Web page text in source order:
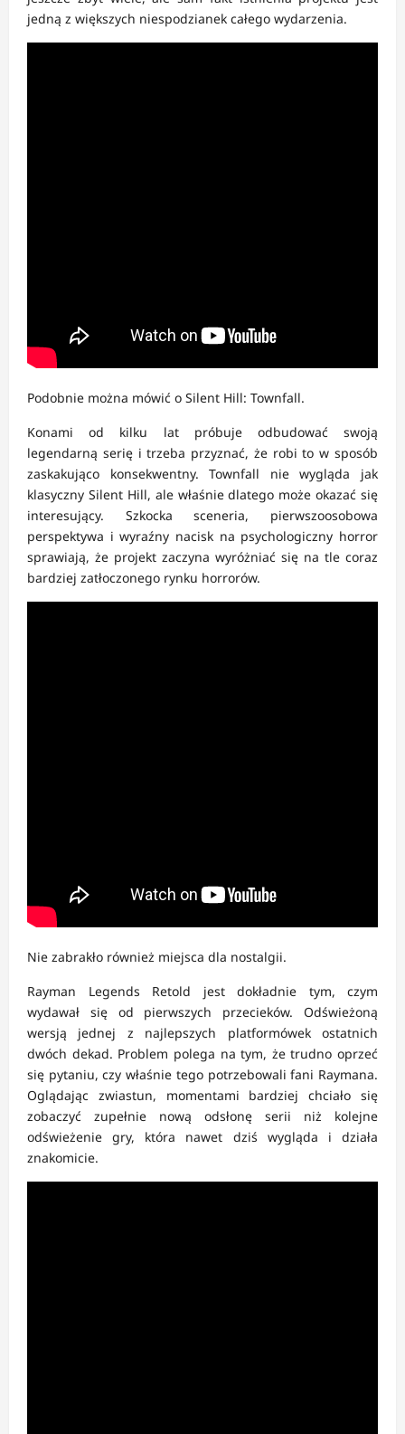
jedną z większych niespodzianek całego wydarzenia.
Podobnie można mówić o Silent Hill: Townfall.
Konami od kilku lat próbuje odbudować swoją
legendarną serię i trzeba przyznać, że robi to w sposób
zaskakująco konsekwentny. Townfall nie wygląda jak
klasyczny Silent Hill, ale właśnie dlatego może okazać się
interesujący. Szkocka sceneria, pierwszoosobowa
perspektywa i wyraźny nacisk na psychologiczny horror
sprawiają, że projekt zaczyna wyróżniać się na tle coraz
bardziej zatłoczonego rynku horrorów.
Nie zabrakło również miejsca dla nostalgii.
Rayman Legends Retold jest dokładnie tym, czym
wydawał się od pierwszych przecieków. Odświeżoną
wersją jednej z najlepszych platformówek ostatnich
dwóch dekad. Problem polega na tym, że trudno oprzeć
się pytaniu, czy właśnie tego potrzebowali fani Raymana.
Oglądając zwiastun, momentami bardziej chciało się
zobaczyć zupełnie nową odsłonę serii niż kolejne
odświeżenie gry, która nawet dziś wygląda i działa
znakomicie.